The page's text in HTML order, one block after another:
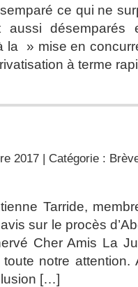
ce qui ne
aussi
la » mise en
à terme
2017 | Catégorie :
Tarride,
sur le procès
Cher Amis La
notre attention.
[…]